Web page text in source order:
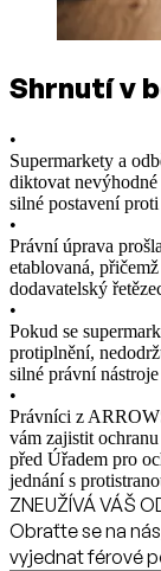
Shrnutí v
•
Supermarkety a
diktovat
silné postavení
•
Právní úprava
etablovaná,
dodavatelský
•
Pokud se
protiplnění,
silné právní
•
Právníci z
vám zajistit
před Úřadem pro
jednání s
ZNEUŽÍVÁ VÁŠ
Obraťte se na
vyjednat férové